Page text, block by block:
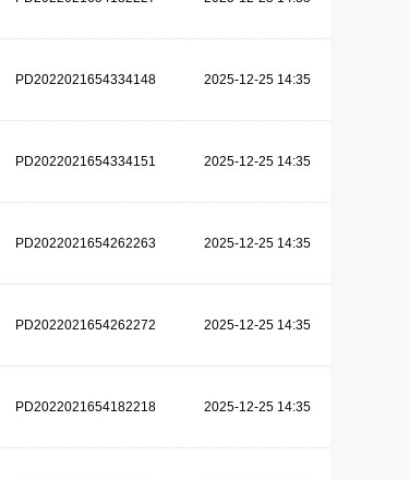
PD2022021654334148 2025-12-25 14:35
PD2022021654334151 2025-12-25 14:35
PD2022021654262263 2025-12-25 14:35
PD2022021654262272 2025-12-25 14:35
PD2022021654182218 2025-12-25 14:35